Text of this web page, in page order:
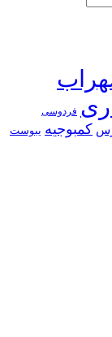
فردوسی
کمبوجیه یبوست